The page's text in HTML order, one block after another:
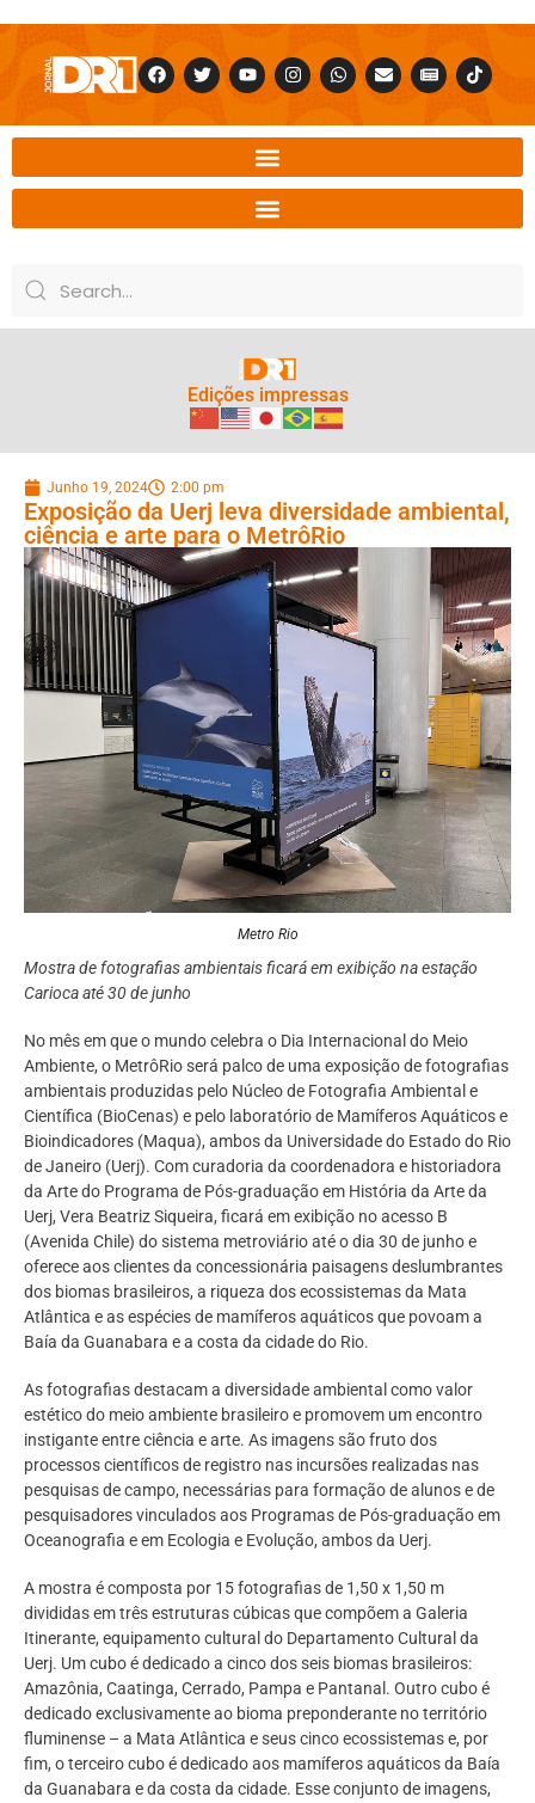
Edições impressas
Junho 19, 2024 2:00 pm
Exposição da Uerj leva diversidade ambiental,
ciência e arte para o MetrôRio
Metro Rio
Mostra de fotografias ambientais ficará em exibição na estação
Carioca até 30 de junho
No mês em que o mundo celebra o Dia Internacional do Meio
Ambiente, o MetrôRio será palco de uma exposição de fotografias
ambientais produzidas pelo Núcleo de Fotografia Ambiental e
Científica (BioCenas) e pelo laboratório de Mamíferos Aquáticos e
Bioindicadores (Maqua), ambos da Universidade do Estado do Rio
de Janeiro (Uerj). Com curadoria da coordenadora e historiadora
da Arte do Programa de Pós-graduação em História da Arte da
Uerj, Vera Beatriz Siqueira, ficará em exibição no acesso B
(Avenida Chile) do sistema metroviário até o dia 30 de junho e
oferece aos clientes da concessionária paisagens deslumbrantes
dos biomas brasileiros, a riqueza dos ecossistemas da Mata
Atlântica e as espécies de mamíferos aquáticos que povoam a
Baía da Guanabara e a costa da cidade do Rio.
As fotografias destacam a diversidade ambiental como valor
estético do meio ambiente brasileiro e promovem um encontro
instigante entre ciência e arte. As imagens são fruto dos
processos científicos de registro nas incursões realizadas nas
pesquisas de campo, necessárias para formação de alunos e de
pesquisadores vinculados aos Programas de Pós-graduação em
Oceanografia e em Ecologia e Evolução, ambos da Uerj.
A mostra é composta por 15 fotografias de 1,50 x 1,50 m
divididas em três estruturas cúbicas que compõem a Galeria
Itinerante, equipamento cultural do Departamento Cultural da
Uerj. Um cubo é dedicado a cinco dos seis biomas brasileiros:
Amazônia, Caatinga, Cerrado, Pampa e Pantanal. Outro cubo é
dedicado exclusivamente ao bioma preponderante no território
fluminense – a Mata Atlântica e seus cinco ecossistemas e, por
fim, o terceiro cubo é dedicado aos mamíferos aquáticos da Baía
da Guanabara e da costa da cidade. Esse conjunto de imagens,